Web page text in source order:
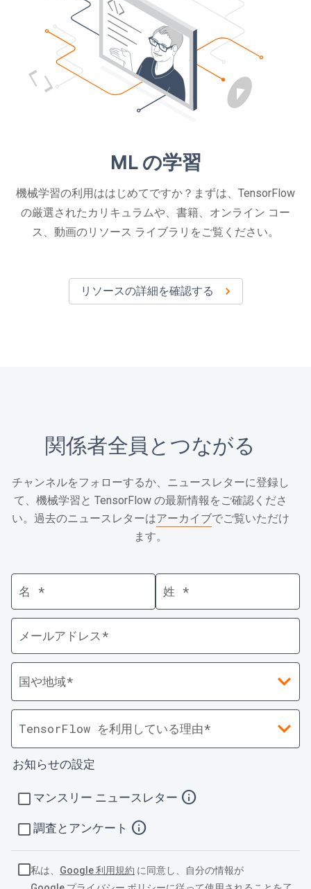
ML の学習
機械学習の利用ははじめてですか？まずは、TensorFlow
の厳選されたカリキュラムや、書籍、オンライン コー
ス、動画のリソース ライブラリをご覧ください。
リソースの詳細を確認する
関係者全員とつながる
チャンネルをフォローするか、ニュースレターに登録し
て、機械学習と TensorFlow の最新情報をご確認くださ
い。過去のニュースレターはアーカイブでご覧いただけ
ます。